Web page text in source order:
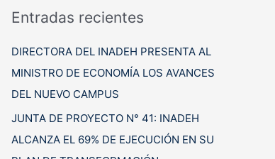
c
r
p
o
r
:
Entradas recientes
DIRECTORA DEL INADEH PRESENTA AL
MINISTRO DE ECONOMÍA LOS AVANCES
DEL NUEVO CAMPUS
JUNTA DE PROYECTO N° 41: INADEH
ALCANZA EL 69% DE EJECUCIÓN EN SU